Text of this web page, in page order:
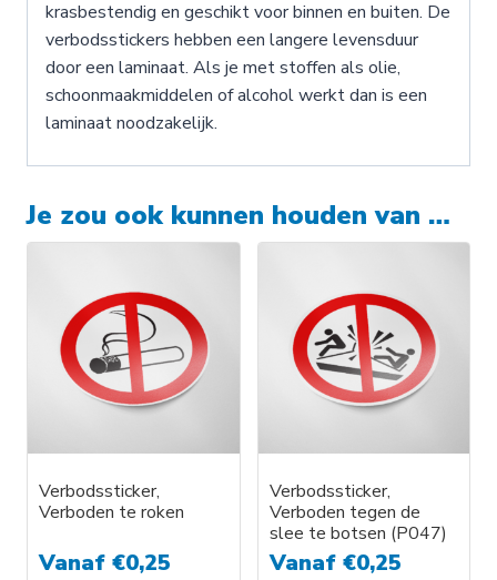
krasbestendig en geschikt voor binnen en buiten. De
verbodsstickers hebben een langere levensduur
door een laminaat. Als je met stoffen als olie,
schoonmaakmiddelen of alcohol werkt dan is een
laminaat noodzakelijk.
Je zou ook kunnen houden van …
Verbodssticker,
Verboden te roken
Vanaf €0,25
Verbodssticker,
Verboden tegen de
slee te botsen (P047)
Vanaf €0,25